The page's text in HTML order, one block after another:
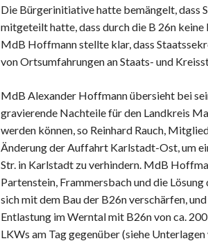
Die Bürgerinitiative hatte bemängelt,
mitgeteilt hatte, dass durch die B 26n
MdB Hoffmann stellte klar, dass
von Ortsumfahrungen an Staats- und
MdB Alexander Hoffmann übersieht bei
gravierende Nachteile für den Landkreis
werden können, so Reinhard Rauch,
Änderung der Auffahrt Karlstadt-Ost, um
Str. in Karlstadt zu verhindern. MdB
Partenstein, Frammersbach und die
sich mit dem Bau der B26n verschärfen,
Entlastung im Werntal mit B26n von ca.
LKWs am Tag gegenüber (siehe